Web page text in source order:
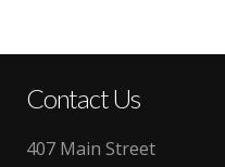
Contact Us
407 Main Street